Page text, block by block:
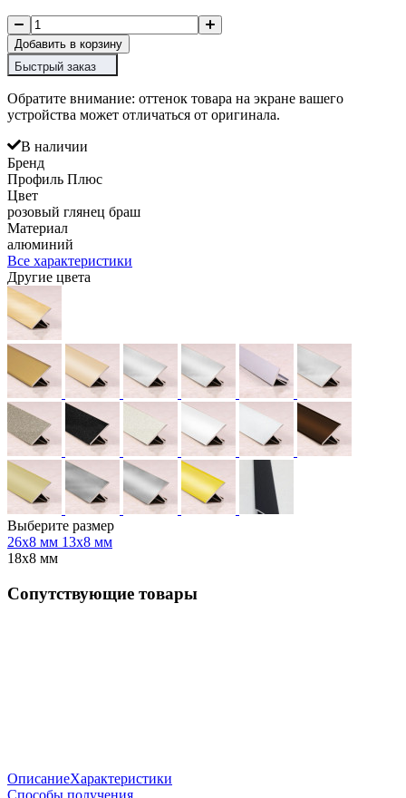
Добавить в корзину
Быстрый заказ
Обратите внимание: оттенок товара на экране вашего
устройства может отличаться от оригинала.
В наличии
Бренд
Профиль Плюс
Цвет
розовый глянец браш
Материал
алюминий
Все характеристики
Другие цвета
Выберите размер
26х8 мм 13х8 мм
18х8 мм
Сопутствующие товары
ОписаниеХарактеристики